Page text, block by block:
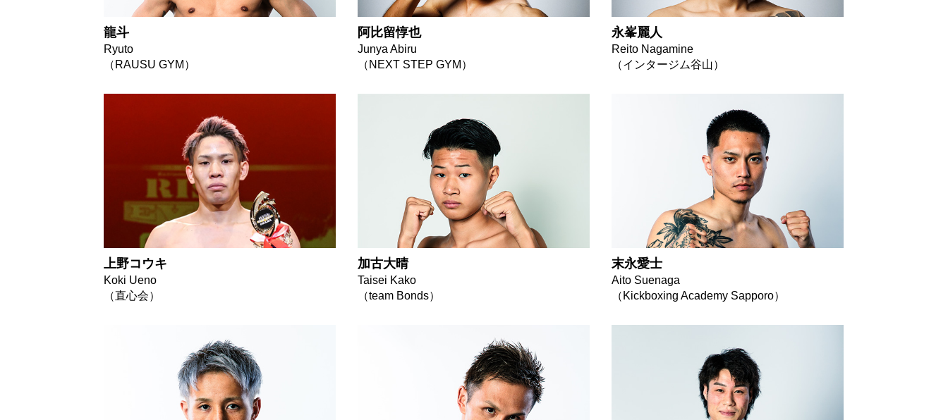
龍斗
Ryuto
（RAUSU GYM）
阿比留惇也
Junya Abiru
（NEXT STEP GYM）
永峯麗人
Reito Nagamine
（インタージム谷山）
上野コウキ
Koki Ueno
（直心会）
加古大晴
Taisei Kako
（team Bonds）
末永愛士
Aito Suenaga
（Kickboxing Academy Sapporo）